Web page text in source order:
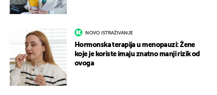
NOVO ISTRAŽIVANJE
Hormonska terapija u menopauzi: Žene
koje je koriste imaju znatno manji rizik od
ovoga